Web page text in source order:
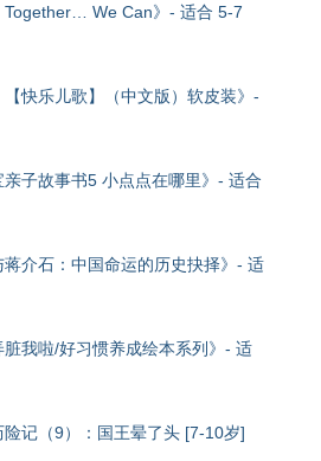
Together… We Can》- 适合 5-7
快乐儿歌】（中文版）软皮装》-
子故事书5 小点点在哪里》- 适合
介石：中国命运的历史抉择》- 适
我啦/好习惯养成绘本系列》- 适
记（9）：国王晕了头 [7-10岁]